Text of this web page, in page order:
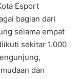
Esport
bagian dari
selama empat
sekitar 1.000
dan